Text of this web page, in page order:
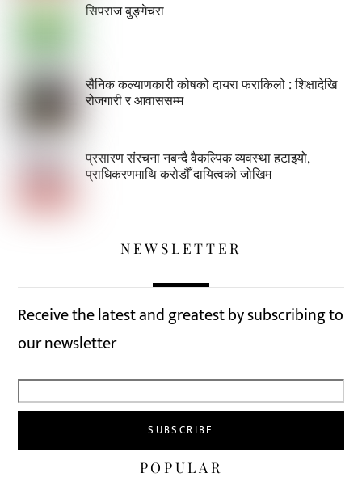
सिपराज बुङ्गेचरा
सैनिक कल्याणकारी कोषको दायरा फराकिलो : शिक्षादेखि
रोजगारी र आवाससम्म
प्रसारण संरचना नबन्दै वैकल्पिक व्यवस्था हटाइयो,
प्राधिकरणमाथि करोडौँ दायित्वको जोखिम
NEWSLETTER
Receive the latest and greatest by subscribing to
our newsletter
POPULAR